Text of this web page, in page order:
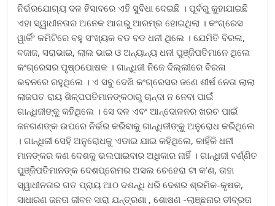
ନିର୍ଭରଯୋଗ୍ୟ ଦଳ ହିସାବରେ ଏହି ସୁବିଧା ଦେଇଛି । ପୂର୍ବରୁ କୁହାଯାଇଛି
ଏହା ସ୍ୱାଧୀନତାର ଅନେକ ଆଗରୁ ଆରମ୍ଭ ହୋଇଥିଲା । କଂଗ୍ରେସ
ୱାର୍କିଂ କମିଟିରେ ବହୁ ସଂଖ୍ୟକ ବଡ ବଡ ଧନୀ ଥିଲେ । ଯେମିତି ବିରଳା,
ବଜାଜ, ସରାଭାଇ, ଲାଲ ଭାଇ ଓ ଅନ୍ୟାନ୍ୟ ଧନୀ ପୁଞ୍ଜିପତିମାନେ ଥିଲେ
କଂଗ୍ରେସର ପୃଷ୍ଠପୋଷକ । ଗାନ୍ଧିଜୀ ନିଜେ ଦିଲ୍ଲୀରେ ବିରଳା
ଭବନରେ ରହୁଥିଲେ । ଏ ସବୁ ଦେଖି କଂଗ୍ରେସର ଜଣେ ଶୀର୍ଷ ନେତା ଲାଲା
ଲାଜପତ ରାୟ ଶିଳ୍ପପତିମାନଙ୍କଠାରୁ ଚାନ୍ଦା ନ ନେବା ପାଇଁ
ଗାନ୍ଧିଜୀଙ୍କୁ କହିଥିଲେ । ସେ ଦଳ ଏବଂ ଆନ୍ଦୋଳନର ଖରଚ ପାଇଁ
ଜନଗଣଙ୍କ ଉପରେ ନିର୍ଭର କରିବାକୁ ଗାନ୍ଧିଜୀଙ୍କୁ ଅନୁରୋଧ କରିଥିଲେ
। ଗାନ୍ଧିଜୀ ସେହି ଅନୁରୋଧକୁ ଏଡାଇ ଯାଇ କହିଥିଲେ, କାହିଁକି ଧନୀ
ମାନଙ୍କର କଣ ଦେଶକୁ ଭଲପାଇବାର ଅଧିକାର ନାହିଁ । ଗାନ୍ଧିଜୀ ବର୍ଣ୍ଣିତ
ପୁଞ୍ଜିପତିମାନଙ୍କ ଦେଶପ୍ରେମର ଅସଲ ଚେହେରା ଟା କ’ଣ, ତାହା
ସ୍ୱାଧୀନତାର ଗତ ପ୍ରାୟ ଆଠ ଦଶନ୍ଧି ଧରି ଦେଶର ଶ୍ରମିକ-କୃଷକ,
ସାଧାରଣ ଜନତା ଜୀବନ ସାରା ଯନ୍ତ୍ରଣା , ଶୋଷଣ -ଲାଞ୍ଛନାର ତୀବ୍ରତା